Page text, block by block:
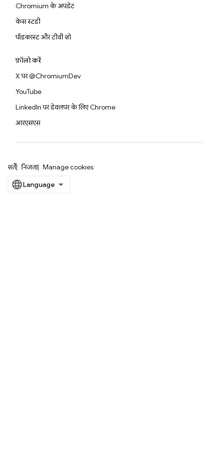
Chromium के अपडेट
केस स्टडी
पॉडकास्ट और टीवी शो
फ़ॉलो करें
X पर @ChromiumDev
YouTube
LinkedIn पर डेवलपर के लिए Chrome
आरएसएस
शर्तें निजता Manage cookies